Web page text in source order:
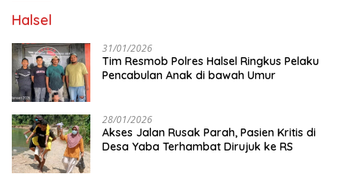
Halsel
31/01/2026
Tim Resmob Polres Halsel Ringkus Pelaku
Pencabulan Anak di bawah Umur
28/01/2026
Akses Jalan Rusak Parah, Pasien Kritis di
Desa Yaba Terhambat Dirujuk ke RS